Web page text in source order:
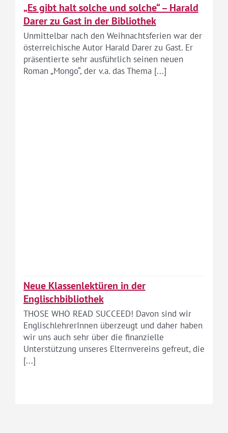
„Es gibt halt solche und solche“ – Harald
Darer zu Gast in der Bibliothek
Unmittelbar nach den Weihnachtsferien war der
österreichische Autor Harald Darer zu Gast. Er
präsentierte sehr ausführlich seinen neuen
Roman „Mongo“, der v.a. das Thema [...]
Neue Klassenlektüren in der
Englischbibliothek
THOSE WHO READ SUCCEED! Davon sind wir
EnglischlehrerInnen überzeugt und daher haben
wir uns auch sehr über die finanzielle
Unterstützung unseres Elternvereins gefreut, die
[...]